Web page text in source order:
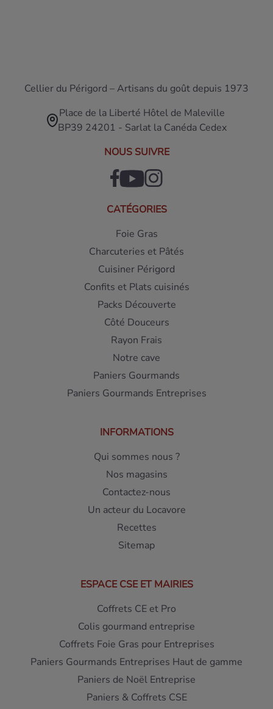
Cellier du Périgord – Artisans du goût depuis 1973
Place de la Liberté Hôtel de Maleville
BP39 24201 - Sarlat la Canéda Cedex
NOUS SUIVRE
CATÉGORIES
Foie Gras
Charcuteries et Pâtés
Cuisiner Périgord
Confits et Plats cuisinés
Packs Découverte
Côté Douceurs
Rayon Frais
Notre cave
Paniers Gourmands
Paniers Gourmands Entreprises
INFORMATIONS
Qui sommes nous ?
Nos magasins
Contactez-nous
Un acteur du Locavore
Recettes
Sitemap
ESPACE CSE ET MAIRIES
Coffrets CE et Pro
Colis gourmand entreprise
Coffrets Foie Gras pour Entreprises
Paniers Gourmands Entreprises Haut de gamme
Paniers de Noël Entreprise
Paniers & Coffrets CSE